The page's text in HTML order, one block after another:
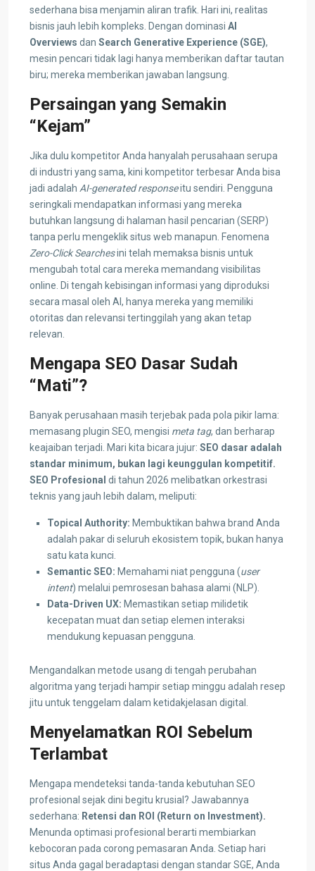
sederhana bisa menjamin aliran trafik. Hari ini, realitas
bisnis jauh lebih kompleks. Dengan dominasi AI
Overviews dan Search Generative Experience (SGE),
mesin pencari tidak lagi hanya memberikan daftar tautan
biru; mereka memberikan jawaban langsung.
Persaingan yang Semakin
“Kejam”
Jika dulu kompetitor Anda hanyalah perusahaan serupa
di industri yang sama, kini kompetitor terbesar Anda bisa
jadi adalah AI-generated responseitu sendiri. Pengguna
seringkali mendapatkan informasi yang mereka
butuhkan langsung di halaman hasil pencarian (SERP)
tanpa perlu mengeklik situs web manapun. Fenomena
Zero-Click Searchesini telah memaksa bisnis untuk
mengubah total cara mereka memandang visibilitas
online. Di tengah kebisingan informasi yang diproduksi
secara masal oleh AI, hanya mereka yang memiliki
otoritas dan relevansi tertinggilah yang akan tetap
relevan.
Mengapa SEO Dasar Sudah
“Mati”?
Banyak perusahaan masih terjebak pada pola pikir lama:
memasang plugin SEO, mengisi meta tag, dan berharap
keajaiban terjadi. Mari kita bicara jujur: SEO dasar adalah
standar minimum, bukan lagi keunggulan kompetitif.
SEO Profesional di tahun 2026 melibatkan orkestrasi
teknis yang jauh lebih dalam, meliputi:
Topical Authority: Membuktikan bahwa brand Anda
adalah pakar di seluruh ekosistem topik, bukan hanya
satu kata kunci.
Semantic SEO: Memahami niat pengguna (user
intent) melalui pemrosesan bahasa alami (NLP).
Data-Driven UX: Memastikan setiap milidetik
kecepatan muat dan setiap elemen interaksi
mendukung kepuasan pengguna.
Mengandalkan metode usang di tengah perubahan
algoritma yang terjadi hampir setiap minggu adalah resep
jitu untuk tenggelam dalam ketidakjelasan digital.
Menyelamatkan ROI Sebelum
Terlambat
Mengapa mendeteksi tanda-tanda kebutuhan SEO
profesional sejak dini begitu krusial? Jawabannya
sederhana: Retensi dan ROI (Return on Investment).
Menunda optimasi profesional berarti membiarkan
kebocoran pada corong pemasaran Anda. Setiap hari
situs Anda gagal beradaptasi dengan standar SGE, Anda